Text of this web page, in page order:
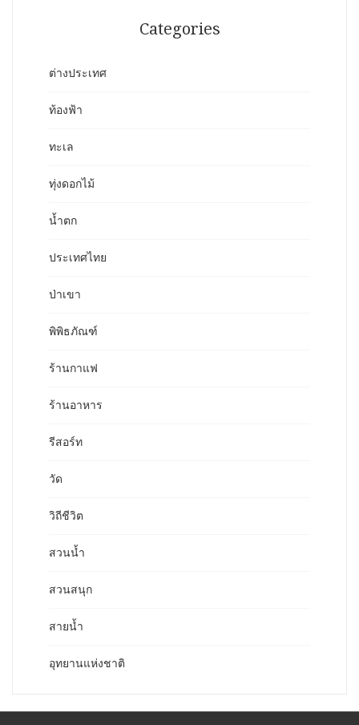
Categories
ต่างประเทศ
ท้องฟ้า
ทะเล
ทุ่งดอกไม้
น้ำตก
ประเทศไทย
ป่าเขา
พิพิธภัณฑ์
ร้านกาแฟ
ร้านอาหาร
รีสอร์ท
วัด
วิถีชีวิต
สวนน้ำ
สวนสนุก
สายน้ำ
อุทยานแห่งชาติ